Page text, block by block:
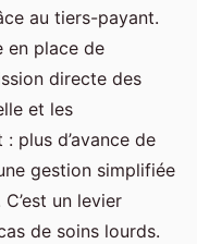
au tiers-payant.
en place de
directe des
et les
plus d’avance de
gestion simplifiée
un levier
de soins lourds.